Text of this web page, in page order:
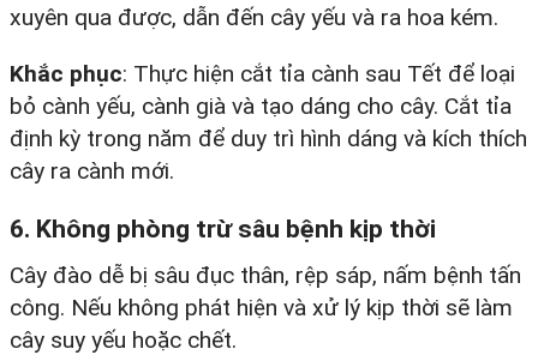
xuyên qua được, dẫn đến cây yếu và ra hoa kém.​
Khắc phục: Thực hiện cắt tỉa cành sau Tết để loại
bỏ cành yếu, cành già và tạo dáng cho cây. Cắt tỉa
định kỳ trong năm để duy trì hình dáng và kích thích
cây ra cành mới.​
6. Không phòng trừ sâu bệnh kịp thời
Cây đào dễ bị sâu đục thân, rệp sáp, nấm bệnh tấn
công. Nếu không phát hiện và xử lý kịp thời sẽ làm
cây suy yếu hoặc chết.​